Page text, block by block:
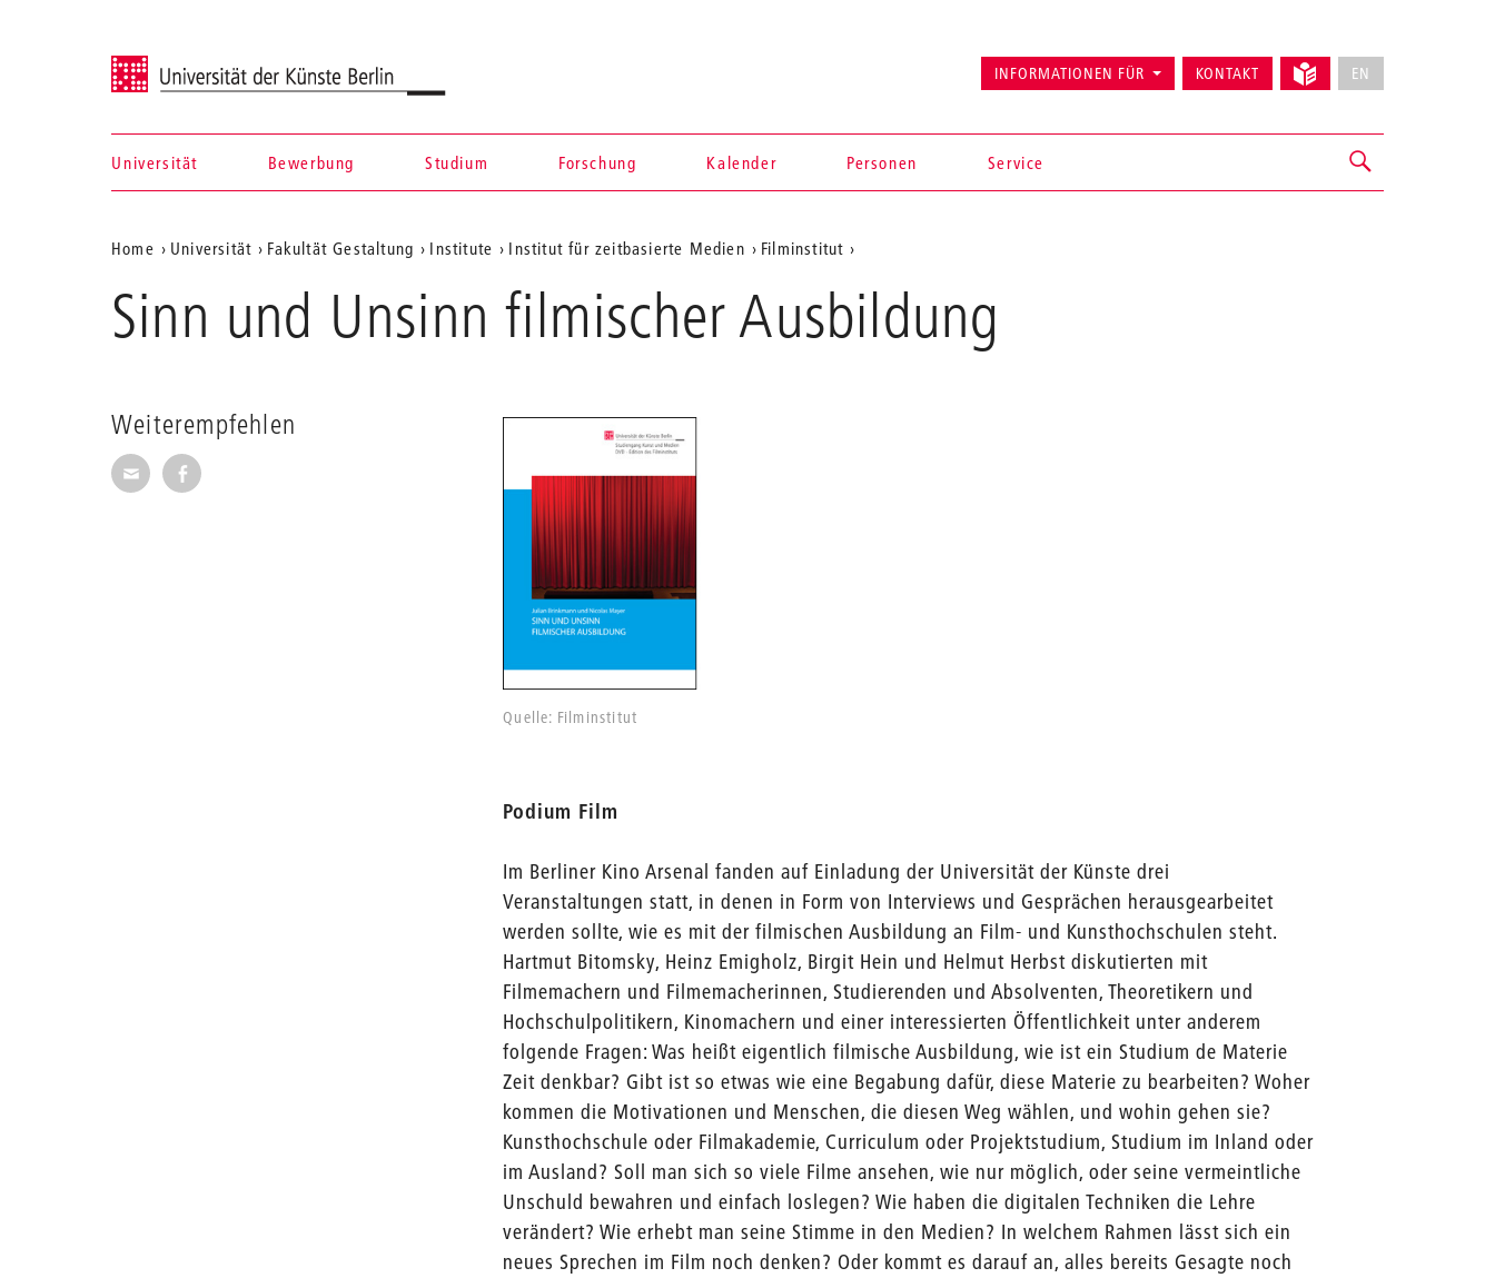
Universität der Künste Berlin
Navigation &
Suche
Universität Bewerbung Studium Forschung Kalender Personen Service
INFORMATIONEN FÜR KONTAKT EN
Aktuelle
Position
auf
Home Universität Fakultät Gestaltung Institute Institut für zeitbasierte Medien Filminstitut
Sinn und Unsinn filmischer Ausbildung
Weiterempfehlen
Seite per E-Mail weiterempfehlen
Seite auf Facebook weiterempfehlen
Quelle: Filminstitut
Podium Film
Im Berliner Kino Arsenal fanden auf Einladung der Universität der Künste drei
Veranstaltungen statt, in denen in Form von Interviews und Gesprächen herausgearbeitet
werden sollte, wie es mit der filmischen Ausbildung an Film- und Kunsthochschulen steht.
Hartmut Bitomsky, Heinz Emigholz, Birgit Hein und Helmut Herbst diskutierten mit
Filmemachern und Filmemacherinnen, Studierenden und Absolventen, Theoretikern und
Hochschulpolitikern, Kinomachern und einer interessierten Öffentlichkeit unter anderem
folgende Fragen: Was heißt eigentlich filmische Ausbildung, wie ist ein Studium de Materie
Zeit denkbar? Gibt ist so etwas wie eine Begabung dafür, diese Materie zu bearbeiten? Woher
kommen die Motivationen und Menschen, die diesen Weg wählen, und wohin gehen sie?
Kunsthochschule oder Filmakademie, Curriculum oder Projektstudium, Studium im Inland oder
im Ausland? Soll man sich so viele Filme ansehen, wie nur möglich, oder seine vermeintliche
Unschuld bewahren und einfach loslegen? Wie haben die digitalen Techniken die Lehre
verändert? Wie erhebt man seine Stimme in den Medien? In welchem Rahmen lässt sich ein
neues Sprechen im Film noch denken? Oder kommt es darauf an, alles bereits Gesagte noch